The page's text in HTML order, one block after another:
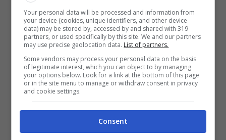
Your personal data will be processed and information from
your device (cookies, unique identifiers, and other device
data) may be stored by, accessed by and shared with 319
partners, or used specifically by this site. We and our partners
may use precise geolocation data. List of partners.
Some vendors may process your personal data on the basis
of legitimate interest, which you can object to by managing
your options below. Look for a link at the bottom of this page
or in the site menu to manage or withdraw consent in privacy
and cookie settings.
Consent